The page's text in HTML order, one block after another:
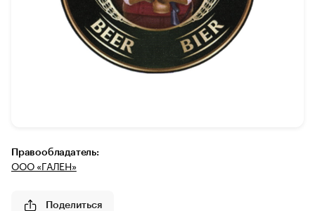
Правообладатель:
ООО «ГАЛЕН»
Поделиться